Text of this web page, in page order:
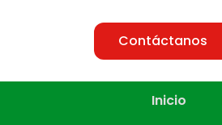
Contáctanos
Inicio